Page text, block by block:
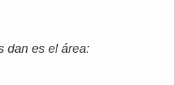
dan es el área: